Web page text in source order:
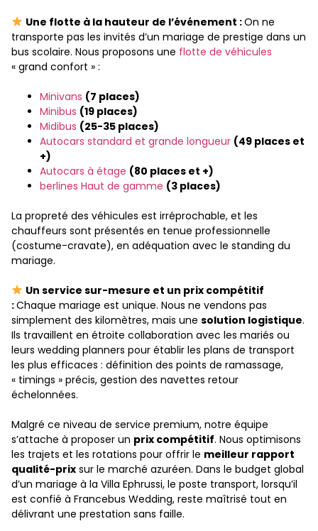
Une flotte à la hauteur de l’événement :On ne
transporte pas les invités d’un mariage de prestige dans un
bus scolaire. Nous proposons une flotte de véhicules
« grand confort » :
Minivans (7 places)
Minibus (19 places)
Midibus (25-35 places)
Autocars standard et grande longueur (49 places et
+)
Autocars à étage (80 places et +)
berlines Haut de gamme (3 places)
La propreté des véhicules est irréprochable, et les
chauffeurs sont présentés en tenue professionnelle
(costume-cravate), en adéquation avec le standing du
mariage.
Un service sur-mesure et un prix compétitif
:Chaque mariage est unique. Nous ne vendons pas
simplement des kilomètres, mais une solution logistique.
Ils travaillent en étroite collaboration avec les mariés ou
leurs wedding planners pour établir les plans de transport
les plus efficaces : définition des points de ramassage,
« timings » précis, gestion des navettes retour
échelonnées.
Malgré ce niveau de service premium, notre équipe
s’attache à proposer un prix compétitif. Nous optimisons
les trajets et les rotations pour offrir le meilleur rapport
qualité-prix sur le marché azuréen. Dans le budget global
d’un mariage à la Villa Ephrussi, le poste transport, lorsqu’il
est confié à Francebus Wedding, reste maîtrisé tout en
délivrant une prestation sans faille.